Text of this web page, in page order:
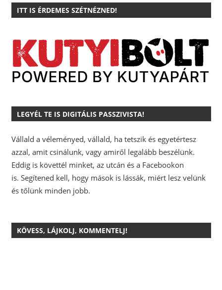
ITT IS ÉRDEMES SZÉTNÉZNED!
LEGYÉL TE IS DIGITÁLIS PASSZIVISTA!
Vállald a véleményed, vállald, ha tetszik és egyetértesz
azzal, amit csinálunk, vagy amiről legalább beszélünk.
Eddig is követtél minket, az utcán és a Facebookon
is. Segítened kell, hogy mások is lássák, miért lesz velünk
és tőlünk minden jobb.
KÖVESS, LÁJKOLJ, KOMMENTELJ!